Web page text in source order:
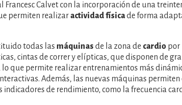
Calvet con la incorporación de una
permiten realizar actividad físicade forma
todas las máquinas de la zona de cardio por
cintas de correr y elípticas, que disponen de
lo que permite realizar entrenamientos más
Además, las nuevas máquinas
indicadores de rendimiento, como la frecuencia